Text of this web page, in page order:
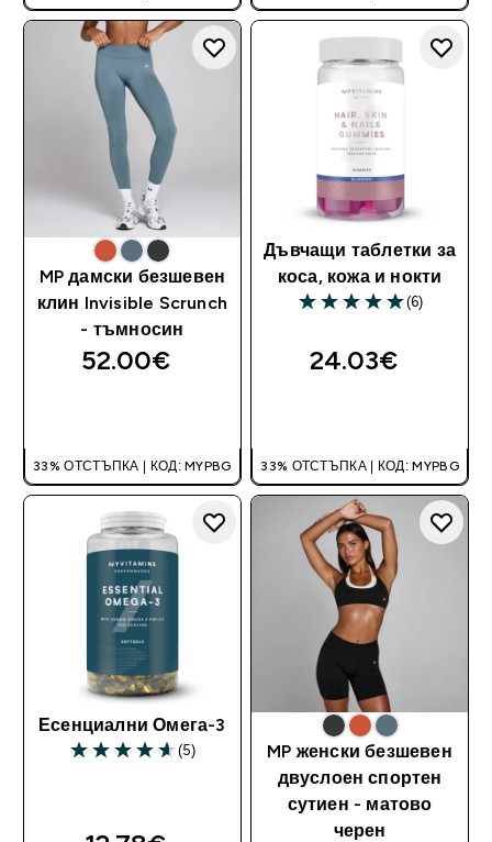
MP дамски безшевен
клин Invisible Scrunch
- тъмносин
52.00€‎
33% ОТСТЪПКА | КОД: MYPBG
Дъвчащи таблетки за
коса, кожа и нокти
5 out of 5 stars
(6)
24.03€‎
33% ОТСТЪПКА | КОД: MYPBG
Есенциални Омега-3
4.6 out of 5 stars
(5)
MP женски безшевен
двуслоен спортен
сутиен - матово
черен